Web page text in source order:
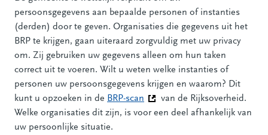
persoonsgegevens aan bepaalde personen of instanties
(derden) door te geven. Organisaties die gegevens uit het
BRP te krijgen, gaan uiteraard zorgvuldig met uw privacy
om. Zij gebruiken uw gegevens alleen om hun taken
correct uit te voeren. Wilt u weten welke instanties of
personen uw persoonsgegevens krijgen en waarom? Dit
kunt u opzoeken in de BRP-scan (Deze link gaat naar een
van de Rijksoverheid.
Welke organisaties dit zijn, is voor een deel afhankelijk van
uw persoonlijke situatie.